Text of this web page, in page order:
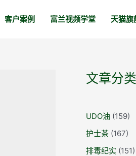
客户案例 富兰视频学堂 天猫旗
文章分类
UDO油 (159)
护士茶 (167)
排毒纪实 (151)